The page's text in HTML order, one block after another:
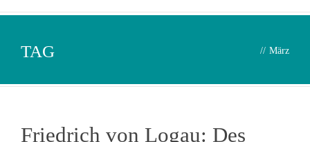
TAG // März
Friedrich von Logau: Des